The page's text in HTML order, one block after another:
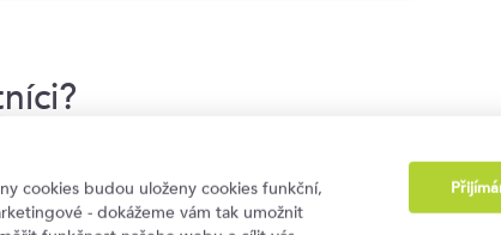
% 93
cookies budou uloženy cookies funkční,
- dokážeme vám tak umožnit